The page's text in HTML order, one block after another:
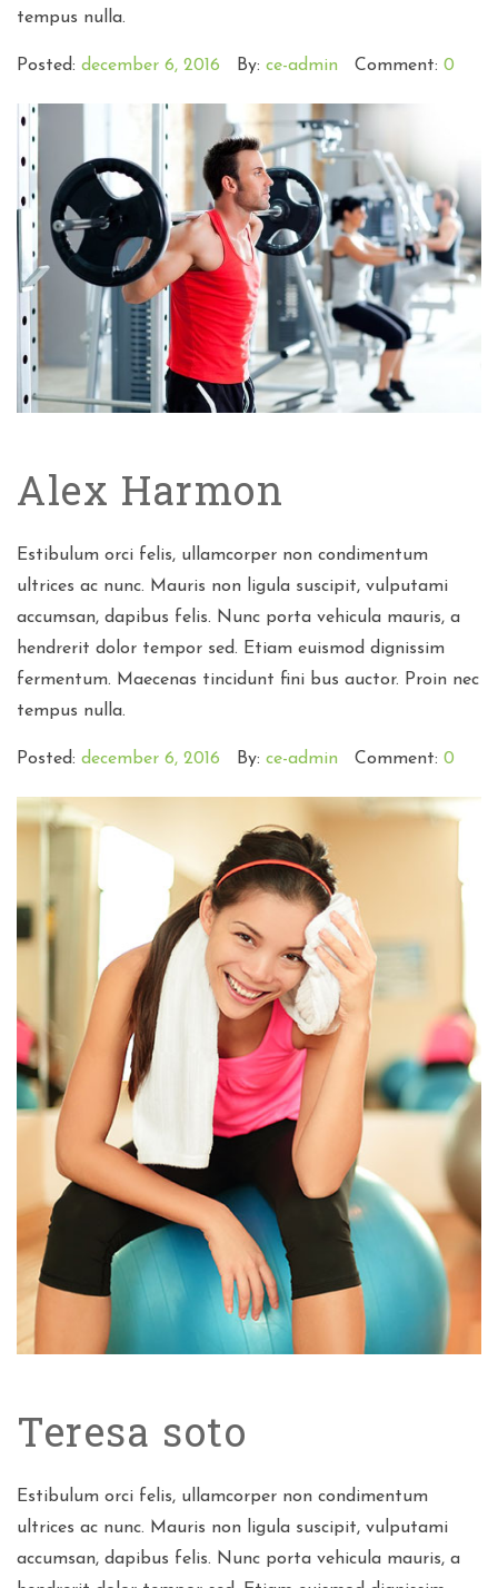
tempus nulla.
Posted: december 6, 2016 By: ce-admin Comment: 0
Alex Harmon
Estibulum orci felis, ullamcorper non condimentum
ultrices ac nunc. Mauris non ligula suscipit, vulputami
accumsan, dapibus felis. Nunc porta vehicula mauris, a
hendrerit dolor tempor sed. Etiam euismod dignissim
fermentum. Maecenas tincidunt fini bus auctor. Proin nec
tempus nulla.
Posted: december 6, 2016 By: ce-admin Comment: 0
Teresa soto
Estibulum orci felis, ullamcorper non condimentum
ultrices ac nunc. Mauris non ligula suscipit, vulputami
accumsan, dapibus felis. Nunc porta vehicula mauris, a